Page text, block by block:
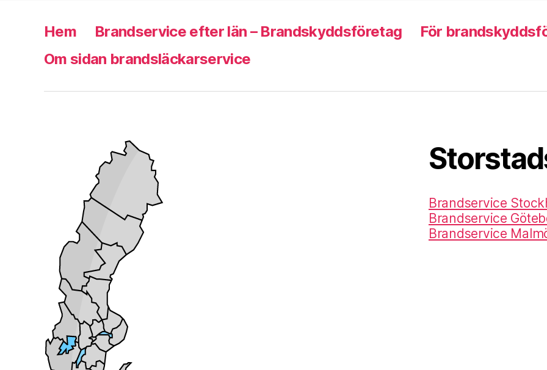
Hem Brandservice efter län – Brandskyddsföretag
För
Om sidan brandsläckarservice
Brandservice
Brandservice
Brandservice